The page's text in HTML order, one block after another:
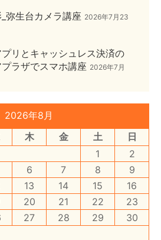
弥生台カメラ講座 2026年7月23
プリとキャッシュレス決済の
ラザでスマホ講座 2026年7月
2026年8月
木 金 土
日
1
2
6 7 8
9
13 14 15
16
20 21 22
23
27 28 29
30